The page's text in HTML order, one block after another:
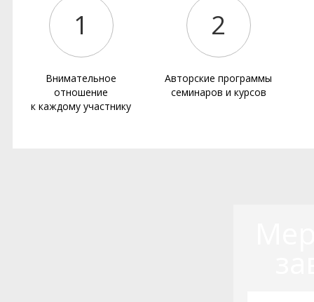
1
Внимательное
отношение
к каждому участнику
2
Авторские программы
семинаров и курсов